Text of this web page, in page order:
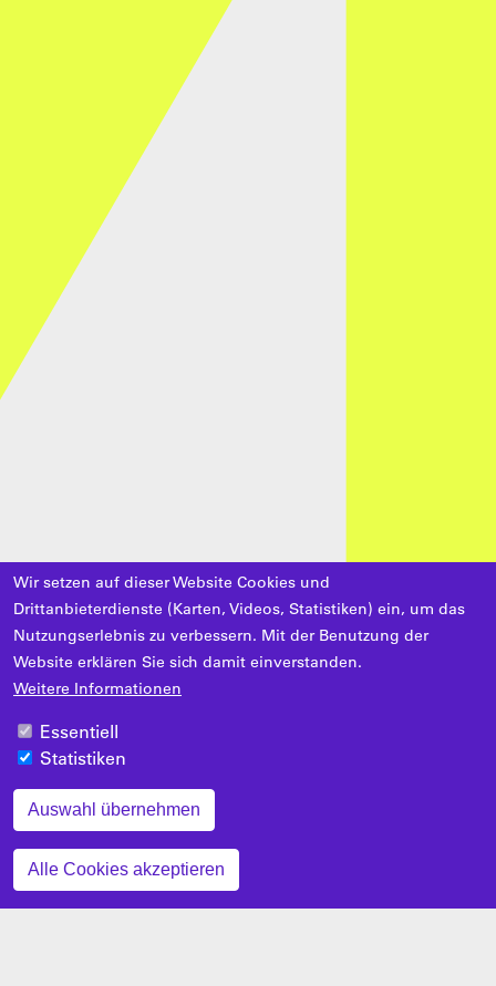
Wir setzen auf dieser Website Cookies und
Drittanbieterdienste (Karten, Videos, Statistiken) ein, um das
Nutzungserlebnis zu verbessern. Mit der Benutzung der
Website erklären Sie sich damit einverstanden.
Weitere Informationen
Essentiell
Statistiken
Auswahl übernehmen
Alle Cookies akzeptieren